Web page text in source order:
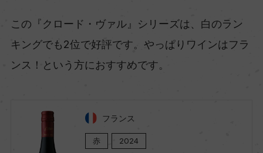
この『クロード・ヴァル』シリーズは、白のラン
キングでも2位で好評です。やっぱりワインはフラ
ンス！という方におすすめです。
フランス
赤 2024